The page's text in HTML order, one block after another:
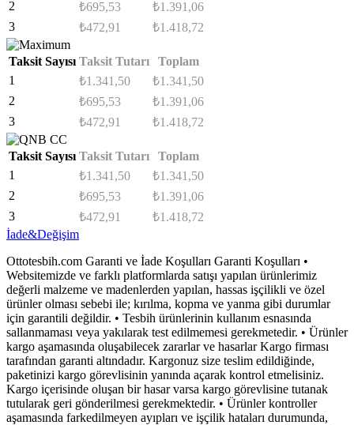
2 ₺695,53 ₺1.391,06
3
₺472,91 ₺1.418,72
Taksit Sayısı Taksit Tutarı
Toplam
1
₺1.341,50 ₺1.341,50
2
₺695,53 ₺1.391,06
3
₺472,91 ₺1.418,72
Taksit Sayısı Taksit Tutarı
Toplam
1
₺1.341,50 ₺1.341,50
2
₺695,53 ₺1.391,06
3
₺472,91 ₺1.418,72
İade&Değişim
Ottotesbih.com Garanti ve İade Koşulları Garanti Koşulları •
Websitemizde ve farklı platformlarda satışı yapılan ürünlerimiz
değerli malzeme ve madenlerden yapılan, hassas işçilikli ve özel
ürünler olması sebebi ile; kırılma, kopma ve yanma gibi durumlar
için garantili değildir. • Tesbih ürünlerinin kullanım esnasında
sallanmaması veya yakılarak test edilmemesi gerekmetedir. • Ürünler
kargo aşamasında oluşabilecek zararlar ve hasarlar Kargo firması
tarafından garanti altındadır. Kargonuz size teslim edildiğinde,
paketinizi kargo görevlisinin yanında açarak kontrol etmelisiniz.
Kargo içerisinde oluşan bir hasar varsa kargo görevlisine tutanak
tutularak geri gönderilmesi gerekmektedir. • Ürünler kontroller
aşamasında farkedilmeyen ayıpları ve işçilik hataları durumunda,